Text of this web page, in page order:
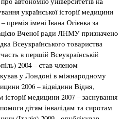
української історії медицини
імені Івана Огієнка за
Вченої ради ЛНМУ призначено
Всеукраїнського товариства
в першій Всеукраїнській
2004 – став членом
у Лондоні в міжнародному
2006 – відвідини Відня,
медицини 2007 – заснування
дітям інвалідам та сиротам